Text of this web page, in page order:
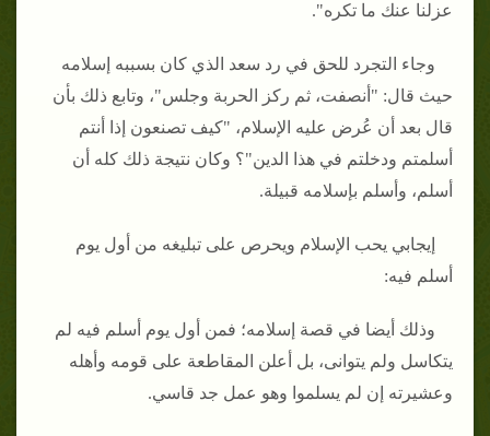
عزلنا عنك ما تكره".
وجاء التجرد للحق في رد سعد الذي كان بسببه إسلامه
حيث قال: "أنصفت، ثم ركز الحربة وجلس"، وتابع ذلك بأن
قال بعد أن عُرض عليه الإسلام، "كيف تصنعون إذا أنتم
أسلمتم ودخلتم في هذا الدين"؟ وكان نتيجة ذلك كله أن
أسلم، وأسلم بإسلامه قبيلة.
إيجابي يحب الإسلام ويحرص على تبليغه من أول يوم
أسلم فيه:
وذلك أيضا في قصة إسلامه؛ فمن أول يوم أسلم فيه لم
يتكاسل ولم يتوانى، بل أعلن المقاطعة على قومه وأهله
وعشيرته إن لم يسلموا وهو عمل جد قاسي.